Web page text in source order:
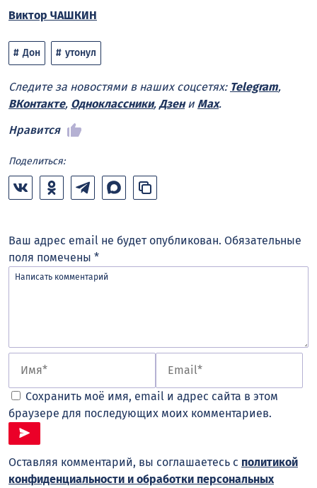
Виктор ЧАШКИН
Дон утонул
Следите за новостями в наших соцсетях: Telegram,
ВКонтакте, Одноклассники, Дзени Max.
Нравится
Поделиться:
Ваш адрес email не будет опубликован. Обязательные
поля помечены *
Сохранить моё имя, email и адрес сайта в этом
браузере для последующих моих комментариев.
Оставляя комментарий, вы соглашаетесь с политикой
конфиденциальности и обработки персональных